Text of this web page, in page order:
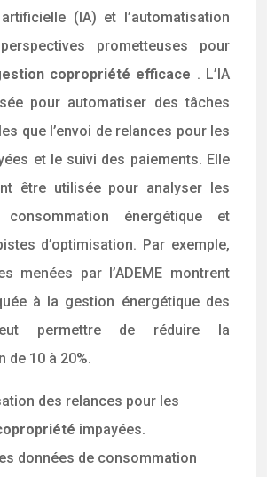
artificielle (IA) et l’automatisation
prometteuses pour
copropriété efficace . L’IA
pour automatiser des tâches
que l’envoi de relances pour les
et le suivi des paiements. Elle
être utilisée pour analyser les
énergétique et
d’optimisation. Par exemple,
menées par l’ADEME montrent
à la gestion énergétique des
permettre de réduire la
de 10 à 20%.
des relances pour les
impayées.
données de consommation